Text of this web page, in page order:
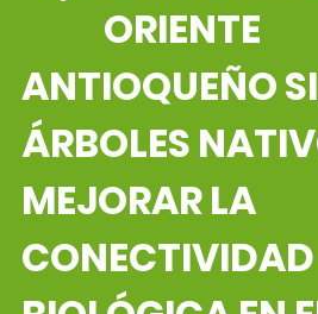
ORIENTE
ANTIOQUEÑO
ÁRBOLES
MEJORAR LA
CONECTIVIDAD